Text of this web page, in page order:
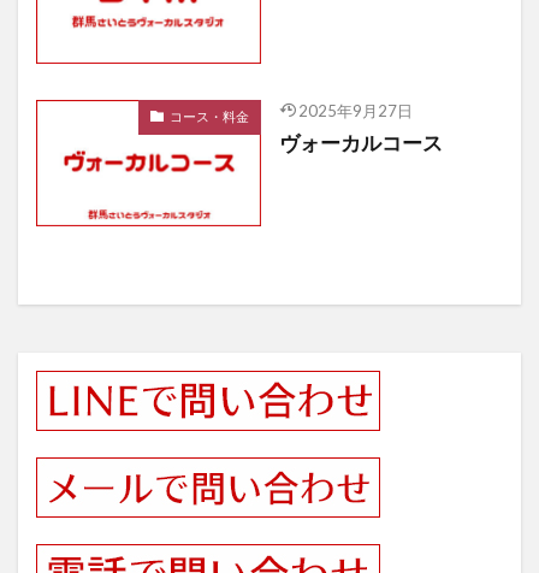
コース・料金 2025年9月27日
ヴォーカルコース